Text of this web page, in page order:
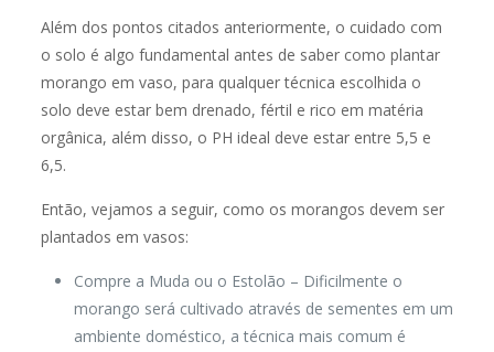
Além dos pontos citados anteriormente, o cuidado com
o solo é algo fundamental antes de saber como plantar
morango em vaso, para qualquer técnica escolhida o
solo deve estar bem drenado, fértil e rico em matéria
orgânica, além disso, o PH ideal deve estar entre 5,5 e
6,5.
Então, vejamos a seguir, como os morangos devem ser
plantados em vasos:
Compre a Muda ou o Estolão – Dificilmente o
morango será cultivado através de sementes em um
ambiente doméstico, a técnica mais comum é